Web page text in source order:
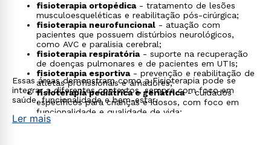
fisioterapia ortopédica- tratamento de lesões
musculoesqueléticas e reabilitação pós-cirúrgica;
fisioterapia neurofuncional - atuação com
pacientes que possuem distúrbios neurológicos,
como AVC e paralisia cerebral;
fisioterapia respiratória- suporte na recuperação
de doenças pulmonares e de pacientes em UTIs;
fisioterapia esportiva- prevenção e reabilitação de
atletas profissionais e amadores;
fisioterapia pediátrica e geriátrica- cuidados
específicos para crianças e idosos, com foco em
funcionalidade e qualidade de vida;
fisioterapia estética
Essas áreas demonstram como a Fisioterapia pode se
integrar a diferentes contextos, sempre com foco em
saúde, funcionalidade e bem-estar.
Ler mais